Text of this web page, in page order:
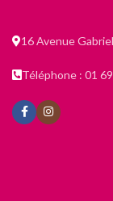
16 Avenue
Téléphone : 01